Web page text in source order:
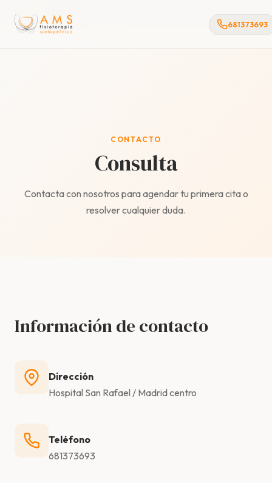
681373693
CONTACTO
Consulta
Contacta con nosotros para agendar tu primera cita o
resolver cualquier duda.
Información de contacto
Dirección
Hospital San Rafael / Madrid centro
Teléfono
681373693